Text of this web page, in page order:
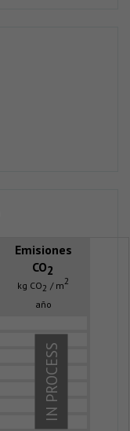
Emisiones
CO2
kg CO2 / m2
año
IN PROCESS